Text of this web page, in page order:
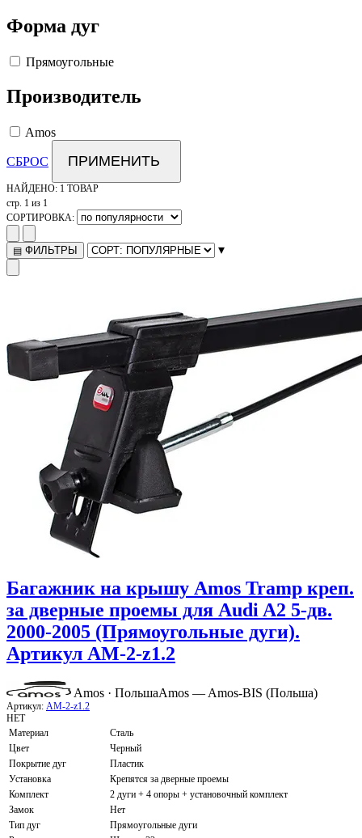
Форма дуг
Прямоугольные
Производитель
Amos
СБРОС ПРИМЕНИТЬ
НАЙДЕНО: 1 ТОВАР
стр. 1 из 1
СОРТИРОВКА:
▤ ФИЛЬТРЫ ▾
Багажник на крышу Amos Tramp креп.
за дверные проемы для Audi A2 5-дв.
2000-2005 (Прямоугольные дуги).
Артикул AM-2-z1.2
Amos · ПольшаAmos — Amos-BIS (Польша)
Артикул: AM-2-z1.2
НЕТ
Материал
Сталь
Цвет
Черный
Покрытие дуг
Пластик
Установка
Крепятся за дверные проемы
Комплект
2 дуги + 4 опоры + установочный комплект
Замок
Нет
Тип дуг
Прямоугольные дуги